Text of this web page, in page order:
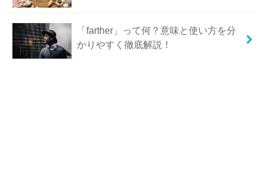
「farther」って何？意味と使い方を分
かりやすく徹底解説！